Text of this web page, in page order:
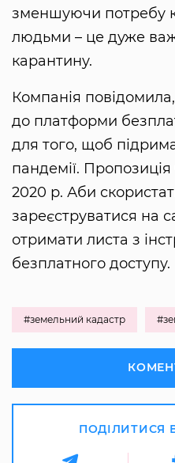
зменшуючи потребу
людьми – це дуже
карантину.
Компанія
до платформи
для того, щоб
пандемії.
2020 р. Аби
зареєструватися на
отримати листа з
безплатного доступу.
#земельний кадастр
ПОДІЛИТИСЯ